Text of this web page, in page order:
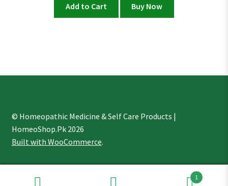
Add to Cart Buy Now
© Homeopathic Medicine & Self Care Products |
HomeoShop.Pk 2026
Built with WooCommerce.
1